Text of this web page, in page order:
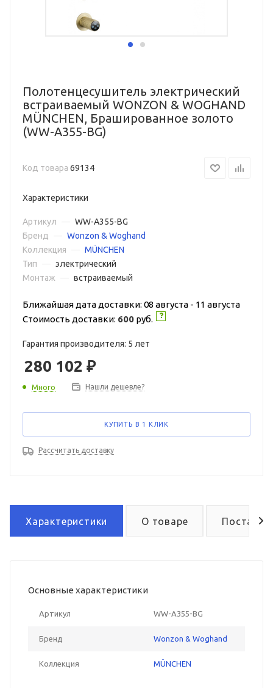
Полотенцесушитель электрический
встраиваемый WONZON & WOGHAND
MÜNCHEN, Брашированное золото
(WW-A355-BG)
Код товара 69134
Характеристики
Артикул
WW-A355-BG
Бренд
Wonzon & Woghand
Коллекция
MÜNCHEN
Тип
электрический
Монтаж
встраиваемый
Ближайшая дата доставки: 08 августа - 11 августа
Стоимость доставки: 600 руб.
Гарантия производителя: 5 лет
280 102 ₽
Много Нашли дешевле?
КУПИТЬ В 1 КЛИК
Рассчитать доставку
Характеристики О товаре Поставка
Основные характеристики
Артикул WW-A355-BG
Бренд Wonzon & Woghand
Коллекция MÜNCHEN